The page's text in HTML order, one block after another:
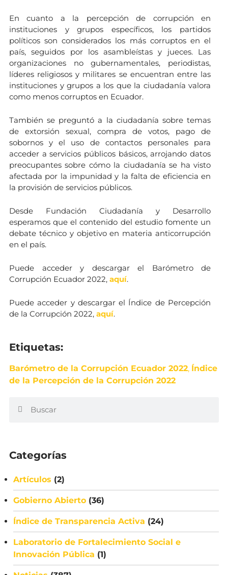
En cuanto a la percepción de corrupción en
instituciones y grupos específicos, los partidos
políticos son considerados los más corruptos en el
país, seguidos por los asambleístas y jueces. Las
organizaciones no gubernamentales, periodistas,
líderes religiosos y militares se encuentran entre las
instituciones y grupos a los que la ciudadanía valora
como menos corruptos en Ecuador.
También se preguntó a la ciudadanía sobre temas
de extorsión sexual, compra de votos, pago de
sobornos y el uso de contactos personales para
acceder a servicios públicos básicos, arrojando datos
preocupantes sobre cómo la ciudadanía se ha visto
afectada por la impunidad y la falta de eficiencia en
la provisión de servicios públicos.
Desde Fundación Ciudadanía y Desarrollo
esperamos que el contenido del estudio fomente un
debate técnico y objetivo en materia anticorrupción
en el país.
Puede acceder y descargar el Barómetro de
Corrupción Ecuador 2022, aquí.
Puede acceder y descargar el Índice de Percepción
de la Corrupción 2022, aquí.
Etiquetas:
Barómetro de la Corrupción Ecuador 2022, Índice
de la Percepción de la Corrupción 2022
Categorías
Artículos (2)
Gobierno Abierto (36)
Índice de Transparencia Activa (24)
Laboratorio de Fortalecimiento Social e
Innovación Pública (1)